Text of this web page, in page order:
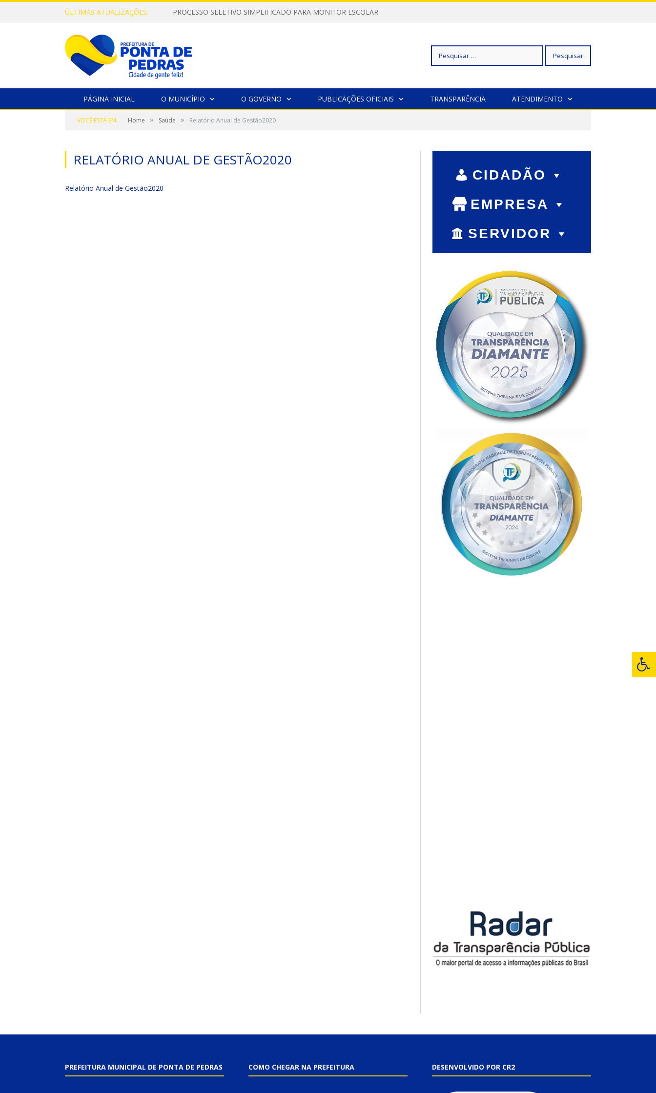
ÚLTIMAS ATUALIZAÇÕES: PROCESSO SELETIVO SIMPLIFICADO PARA MONITOR ESCOLAR
Pesquisar
PÁGINA INICIAL O MUNICÍPIO O GOVERNO PUBLICAÇÕES OFICIAIS TRANSPARÊNCIA ATENDIMENTO
VOCÊ ESTÁ EM: Home » Saúde » Relatório Anual de Gestão2020
RELATÓRIO ANUAL DE GESTÃO2020
Relatório Anual de Gestão2020
CIDADÃO
EMPRESA
SERVIDOR
PREFEITURA MUNICIPAL DE PONTA DE PEDRAS COMO CHEGAR NA PREFEITURA DESENVOLVIDO POR CR2